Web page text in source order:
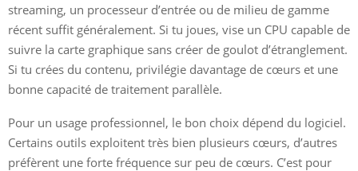
streaming, un processeur d’entrée ou de milieu de gamme
récent suffit généralement. Si tu joues, vise un CPU capable de
suivre la carte graphique sans créer de goulot d’étranglement.
Si tu crées du contenu, privilégie davantage de cœurs et une
bonne capacité de traitement parallèle.
Pour un usage professionnel, le bon choix dépend du logiciel.
Certains outils exploitent très bien plusieurs cœurs, d’autres
préfèrent une forte fréquence sur peu de cœurs. C’est pour